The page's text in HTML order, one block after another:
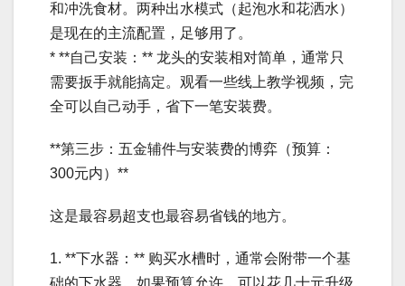
和冲洗食材。两种出水模式（起泡水和花洒水）
是现在的主流配置，足够用了。
* **自己安装：** 龙头的安装相对简单，通常只
需要扳手就能搞定。观看一些线上教学视频，完
全可以自己动手，省下一笔安装费。
**第三步：五金辅件与安装费的博弈（预算：
300元内）**
这是最容易超支也最容易省钱的地方。
1. **下水器：** 购买水槽时，通常会附带一个基